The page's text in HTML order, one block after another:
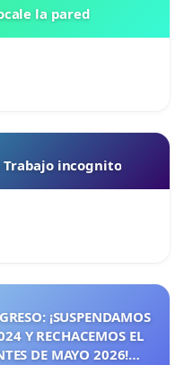
la pared
Trabajo incognito
¡SUSPENDAMOS
Y RECHACEMOS EL
DE MAYO 2026!